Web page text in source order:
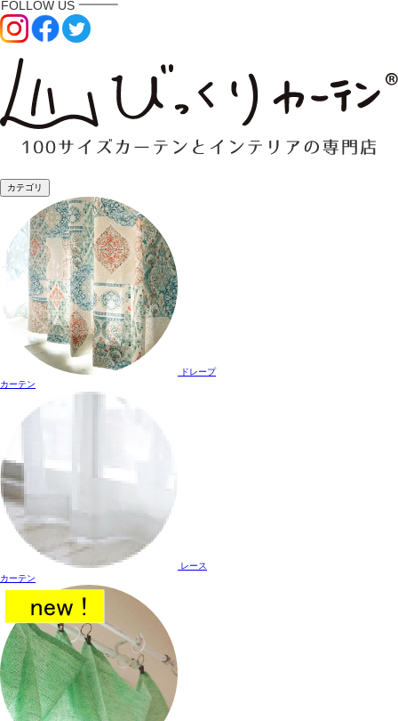
カテゴリ
ドレープ
カーテン
レース
カーテン